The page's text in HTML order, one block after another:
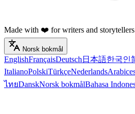
Made with ❤️ for writers and storytellers
Norsk bokmål
EnglishFrançaisDeutsch 日本語한국인
ItalianoPolskiTürkçeNederlandsArabic
ไทยDanskNorsk bokmålBahasa